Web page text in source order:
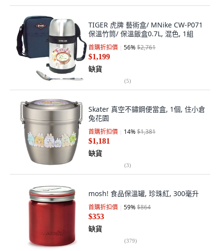
TIGER 虎牌 藝術盒/ MNike CW-P071
保溫竹筒/ 保溫飯盒0.7L, 混色, 1組
首購折扣價 56%$2,761
$1,199
缺貨
(5)
Skater 真空不鏽鋼便當盒, 1個, 住小倉
兔花園
首購折扣價 14%$1,381
$1,181
缺貨
(3)
mosh! 食品保溫罐, 珍珠紅, 300毫升
首購折扣價 59%$864
$353
缺貨
(379)